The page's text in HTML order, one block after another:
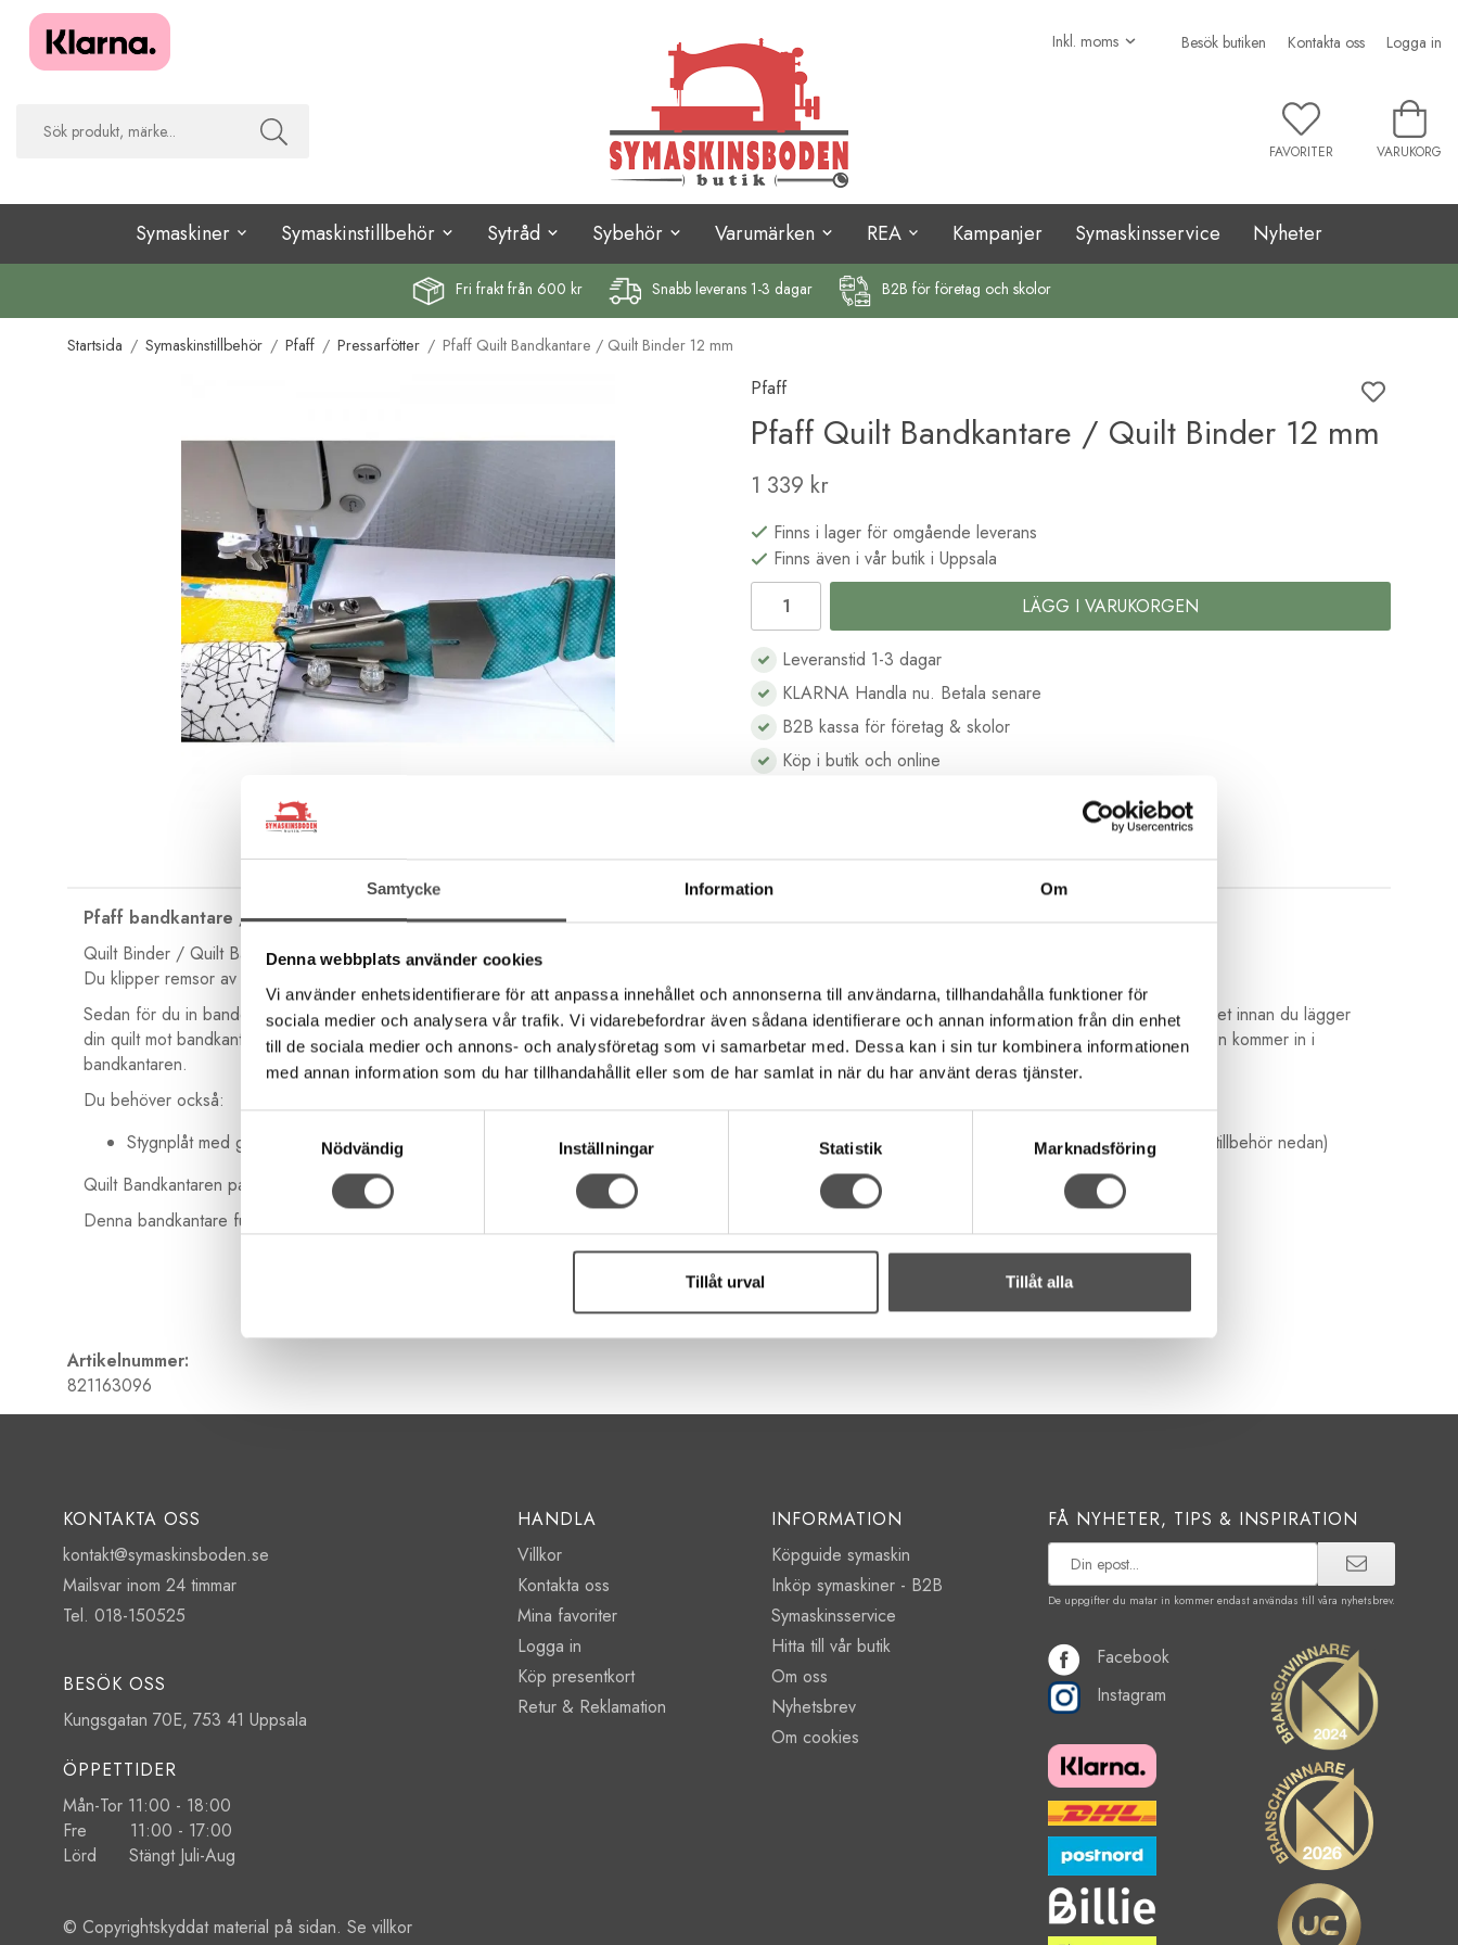
Samtycke Information Om
Denna webbplats använder cookies
Vi använder enhetsidentifierare för att anpassa innehållet och annonserna till användarna, tillhandahålla funktioner för
sociala medier och analysera vår trafik. Vi vidarebefordrar även sådana identifierare och annan information från din enhet
till de sociala medier och annons- och analysföretag som vi samarbetar med. Dessa kan i sin tur kombinera informationen
med annan information som du har tillhandahållit eller som de har samlat in när du har använt deras tjänster.
Nödvändig
Inställningar Statistik Marknadsföring
Tillåt urval Tillåt alla
Besök butiken Kontakta oss Logga in
FAVORITER VARUKORG
Symaskiner Symaskinstillbehör Sytråd Sybehör Varumärken REA Kampanjer Symaskinsservice Nyheter
Fri fraktfrån 600 kr Snabb leverans 1-3 dagar B2B för företag och skolor
Startsida / Symaskinstillbehör / Pfaff / Pressarfötter / Pfaff Quilt Bandkantare / Quilt Binder 12 mm
Pfaff
Pfaff Quilt Bandkantare / Quilt Binder 12 mm
1 339 kr
Finns i lager för omgående leverans
Finns även i vår butik i Uppsala
LÄGG I VARUKORGEN
Leveranstid 1-3 dagar
KLARNA Handla nu. Betala senare
B2B kassa för företag & skolor
Köp i butik och online
Beskrivning Recensioner
Pfaff bandkantare / Quilt binder
Quilt Binder / Quilt Bandkantare är ett fint hjälpmedel då du skall bandkanta din quilt. Den viker bandet direkt över kanten med 12 mm bredd och 4-vik.
Du klipper remsor av bomullstyg som är 45 mm breda.
Sedan för du in bandet i full bredd i bandkantaren och hela vägen ut under pressarfoten. Då har bandet vikts och är 12 mm. Sy några stygn det vikta bandet innan du lägger
din quilt mot bandkantaren. Sedan sköts allt automatiskt. Du håller bara quilten mot bandkantaren och håller koll på tygremsan så den inte viker sig innan den kommer in i
bandkantaren.
Du behöver också:
Stygnplåt med gängade hål för att fästa bandkantaren i. Senare modeller har det som standard. Annars köper du till en sådan (Se rekommenderade tillbehör nedan)
Quilt Bandkantaren passar för modeller i maskingrupperna J och L. Se maskingrupprabellen här för att hitta din
Denna bandkantare fungerar endast för stumma kantband. Ej för elastiska kantband!
Artikelnummer:
821163096
KONTAKTA OSS
kontakt@symaskinsboden.se
Mailsvar inom 24 timmar
Tel. 018-150525
BESÖK OSS
Kungsgatan 70E, 753 41 Uppsala
ÖPPETTIDER
Mån-Tor 11:00 - 18:00
Fre 11:00 - 17:00
Lörd Stängt Juli-Aug
© Copyrightskyddat material på sidan. Se villkor
HANDLA
Villkor
Kontakta oss
Mina favoriter
Logga in
Köp presentkort
Retur & Reklamation
INFORMATION
Köpguide symaskin
Inköp symaskiner - B2B
Symaskinsservice
Hitta till vår butik
Om oss
Nyhetsbrev
Om cookies
FÅ NYHETER, TIPS & INSPIRATION
De uppgifter du matar in kommer endast användas till våra nyhetsbrev.
Facebook
Instagram